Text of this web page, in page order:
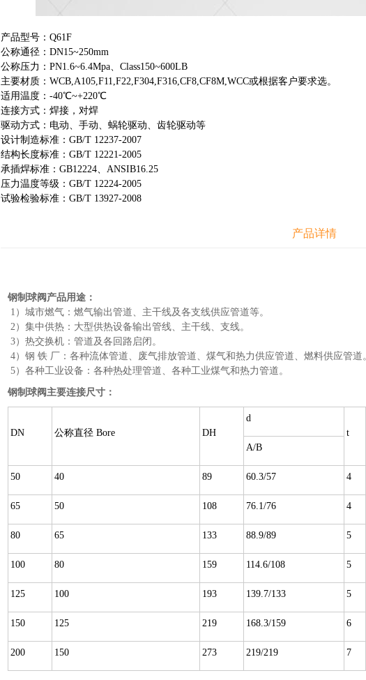
产品型号：Q61F
公称通径：DN15~250mm
公称压力：PN1.6~6.4Mpa、Class150~600LB
主要材质：WCB,A105,F11,F22,F304,F316,CF8,CF8M,WCC或根据客户要求选。
适用温度：-40℃~+220℃
连接方式：焊接，对焊
驱动方式：电动、手动、蜗轮驱动、齿轮驱动等
设计制造标准：GB/T 12237-2007
结构长度标准：GB/T 12221-2005
承插焊标准：GB12224、ANSIB16.25
压力温度等级：GB/T 12224-2005
试验检验标准：GB/T 13927-2008
产品详情
钢制球阀产品用途：
1）城市燃气：燃气输出管道、主干线及各支线供应管道等。
2）集中供热：大型供热设备输出管线、主干线、支线。
3）热交换机：管道及各回路启闭。
4）钢 铁 厂：各种流体管道、废气排放管道、煤气和热力供应管道、燃料供应管道
5）各种工业设备：各种热处理管道、各种工业煤气和热力管道。
钢制球阀主要连接尺寸：
DN 公称直径 Bore DH
d
t
A/B
50 40 89 60.3/57 4
65 50 108 76.1/76 4
80 65 133 88.9/89 5
100 80 159 114.6/108 5
125 100 193 139.7/133 5
150 125 219 168.3/159 6
200 150 273 219/219 7